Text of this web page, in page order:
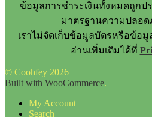
ข้อมูลการชำระเงินทั้งหมดถูกป
มาตรฐานความปลอด
เราไม่จัดเก็บข้อมูลบัตรหรือข้อ
อ่านเพิ่มเติมได้ที่
© Coohfey 2026
Built with WooCommerce.
My Account
Search